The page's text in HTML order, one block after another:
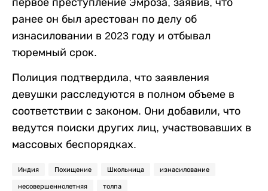
первое преступление Эмроза, заявив, что
ранее он был арестован по делу об
изнасиловании в 2023 году и отбывал
тюремный срок.
Полиция подтвердила, что заявления
девушки расследуются в полном объеме в
соответствии с законом. Они добавили, что
ведутся поиски других лиц, участвовавших в
массовых беспорядках.
Индия Похищение Школьница изнасилование
несовершеннолетняя толпа